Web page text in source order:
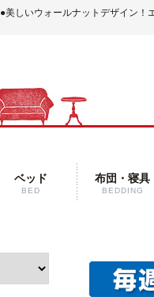
●美しいウォールナットデザイン！
ベッド
BED
布団・寝具
BEDDING